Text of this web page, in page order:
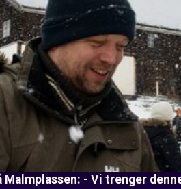
Malmplassen: - Vi trenger